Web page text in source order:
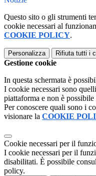
Questo sito o gli strumenti
cookie necessari al
COOKIE POLICY.
Personalizza Rifiuta tutti i
Gestione cookie
In questa schermata è
I cookie necessari sono
piattaforma e non è
Per conoscere quali sono i
visionare la COOKIE
Cookie necessari per il
I cookie necessari per il
disabilitati. È possibile
policy.